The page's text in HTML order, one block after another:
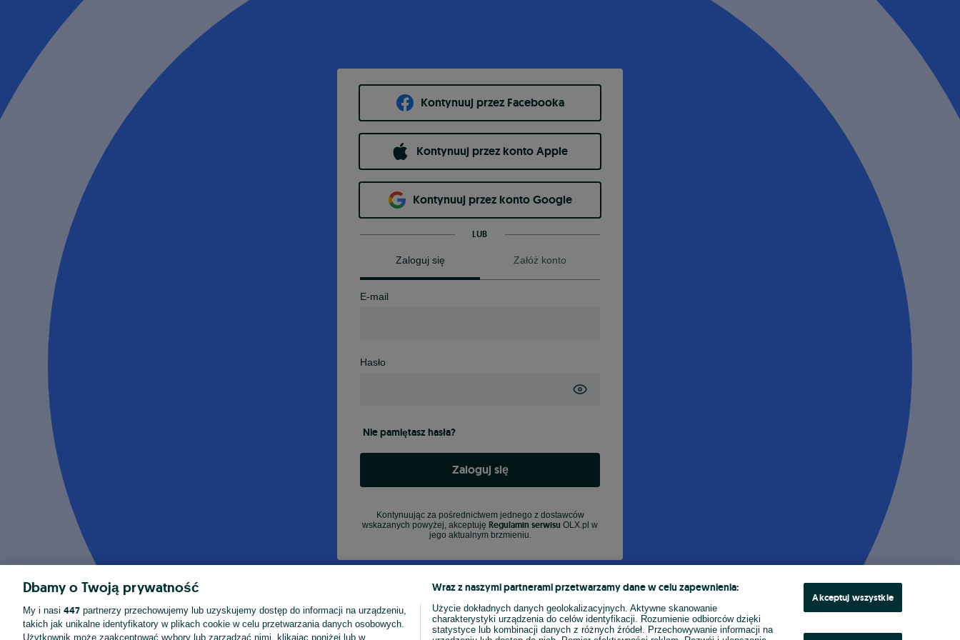
Kontynuuj przez Facebooka
Kontynuuj przez konto Apple
Kontynuuj przez konto Google
LUB
Zaloguj się Załóż konto
E-mail
Hasło
Nie pamiętasz hasła?
Zaloguj się
Kontynuując za pośrednictwem jednego z dostawców
wskazanych powyżej, akceptuję Regulamin serwisu OLX.pl w
jego aktualnym brzmieniu.
Dbamy o Twoją prywatność
My i nasi 447 partnerzy przechowujemy lub uzyskujemy dostęp do informacji na urządzeniu,
takich jak unikalne identyfikatory w plikach cookie w celu przetwarzania danych osobowych.
Użytkownik może zaakceptować wybory lub zarządzać nimi, klikając poniżej lub w
Wraz z naszymi partnerami przetwarzamy dane w celu zapewnienia:
Użycie dokładnych danych geolokalizacyjnych. Aktywne skanowanie
charakterystyki urządzenia do celów identyfikacji. Rozumienie odbiorców dzięki
statystyce lub kombinacji danych z różnych źródeł. Przechowywanie informacji na
Akceptuj wszystkie